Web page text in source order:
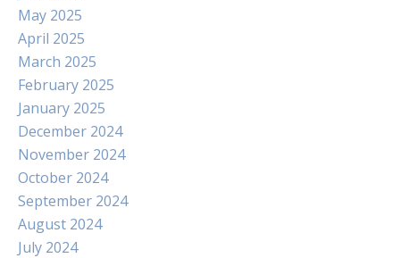
May 2025
April 2025
March 2025
February 2025
January 2025
December 2024
November 2024
October 2024
September 2024
August 2024
July 2024